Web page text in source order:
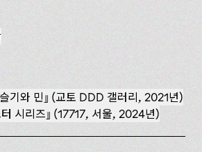
기와 민』 (교토 DDD 갤러리, 2021년)
시리즈
(17717, 서울, 2024년)